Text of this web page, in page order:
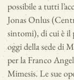
possibile a tutti
Jonas Onlus
sintomi), di cui è il
oggi della sede di
per la Franco
Mimesis. Le sue